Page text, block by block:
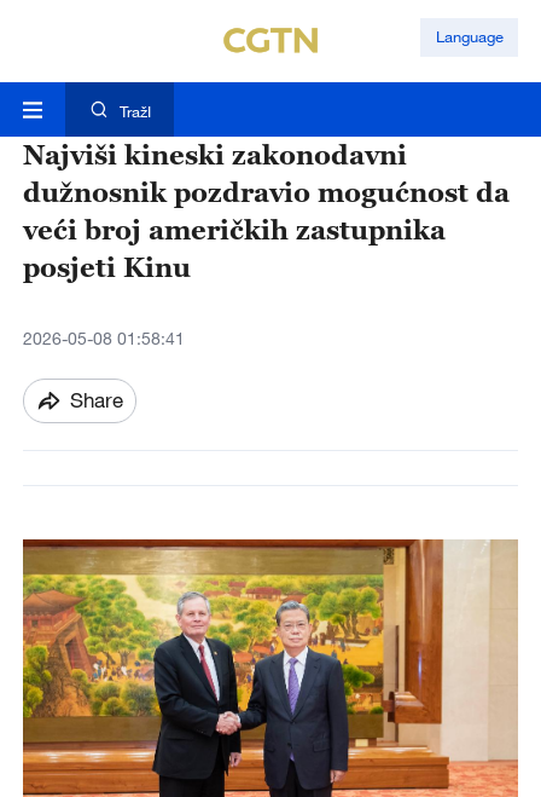
Language
TražI
Najviši kineski zakonodavni
dužnosnik pozdravio mogućnost da
veći broj američkih zastupnika
posjeti Kinu
2026-05-08 01:58:41
Share